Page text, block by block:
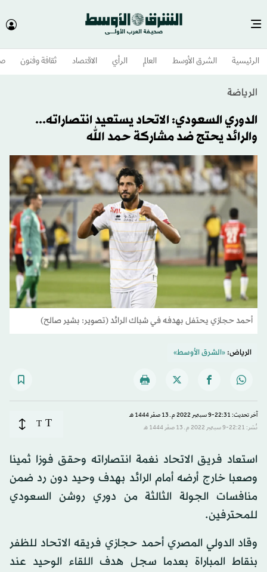
الرئيسية الشرق الأوسط​ العالم الرأي الاقتصاد ثقافة وفنون
الرياضة
الدوري السعودي: الاتحاد يستعيد انتصاراته...
والرائد يحتج ضد مشاركة حمد الله
أحمد حجازي يحتفل بهدفه في شباك الرائد (تصوير: بشير صالح)
الرياض:«الشرق الأوسط»
آخر تحديث: 22:31-9 سبتمبر 2022 م ـ 13 صفَر 1444 هـ
نُشر: 22:21-9 سبتمبر 2022 م ـ 13 صفَر 1444 هـ
T
T
استعاد فريق الاتحاد نغمة انتصاراته وحقق فوزا ثمينا
وصعبا خارج أرضه أمام الرائد بهدف وحيد دون رد ضمن
منافسات الجولة الثالثة من دوري روشن السعودي
للمحترفين.
وقاد الدولي المصري أحمد حجازي فريقه الاتحاد للظفر
بنقاط المباراة بعدما سجل هدف اللقاء الوحيد عند